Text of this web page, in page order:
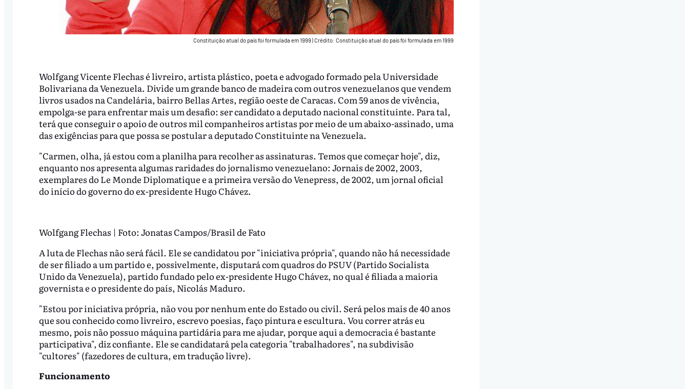
Constituição atual do país foi formulada em 1999|Crédito: Constituição atual do país foi formulada em 1999
Wolfgang Vicente Flechas é livreiro, artista plástico, poeta e advogado formado pela Universidade
Bolivariana da Venezuela. Divide um grande banco de madeira com outros venezuelanos que vendem
livros usados na Candelária, bairro Bellas Artes, região oeste de Caracas. Com 59 anos de vivência,
empolga-se para enfrentar mais um desafio: ser candidato a deputado nacional constituinte. Para tal,
terá que conseguir o apoio de outros mil companheiros artistas por meio de um abaixo-assinado, uma
das exigências para que possa se postular a deputado Constituinte na Venezuela.
"Carmen, olha, já estou com a planilha para recolher as assinaturas. Temos que começar hoje", diz,
enquanto nos apresenta algumas raridades do jornalismo venezuelano: Jornais de 2002, 2003,
exemplares do Le Monde Diplomatique e a primeira versão do Venepress, de 2002, um jornal oficial
do início do governo do ex-presidente Hugo Chávez.
Wolfgang Flechas | Foto: Jonatas Campos/Brasil de Fato
A luta de Flechas não será fácil. Ele se candidatou por "iniciativa própria", quando não há necessidade
de ser filiado a um partido e, possivelmente, disputará com quadros do PSUV (Partido Socialista
Unido da Venezuela), partido fundado pelo ex-presidente Hugo Chávez, no qual é filiada a maioria
governista e o presidente do país, Nicolás Maduro.
"Estou por iniciativa própria, não vou por nenhum ente do Estado ou civil. Será pelos mais de 40 anos
que sou conhecido como livreiro, escrevo poesias, faço pintura e escultura. Vou correr atrás eu
mesmo, pois não possuo máquina partidária para me ajudar, porque aqui a democracia é bastante
participativa", diz confiante. Ele se candidatará pela categoria "trabalhadores", na subdivisão
"cultores" (fazedores de cultura, em tradução livre).
Funcionamento